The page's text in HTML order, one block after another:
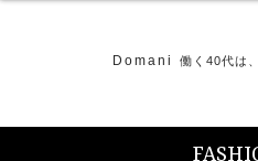
Domani 働く40代は